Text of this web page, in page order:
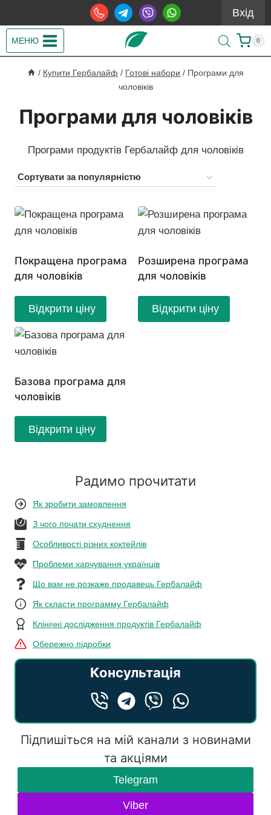
до
вмісту
Вхід
МЕНЮ 0
/ Купити Гербалайф / Готові набори / Програми для
чоловіків
Програми для чоловіків
Програми продуктів Гербалайф для чоловіків
Покращена програма
для чоловіків
Відкрити ціну
Розширена програма
для чоловіків
Відкрити ціну
Базова програма для
чоловіків
Відкрити ціну
Радимо прочитати
Як зробити замовлення
З чого почати схуднення
Особливості різних коктейлів
Проблеми харчування українців
Що вам не розкаже продавець Гербалайф
Як скласти программу Гербалайф
Клінічні дослідження продуктів Гербалайф
Обережно підробки
Консультація
Підпишіться на мій канали з новинами
та акціями
Telegram
Viber